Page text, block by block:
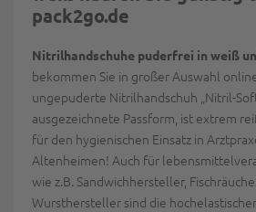
pack2go.de
Nitrilhandschuhe puderfrei in weiß
bekommen Sie in großer Auswahl
ungepuderte Nitrilhandschuh „Nitril-
ausgezeichnete Passform, ist extrem
für den hygienischen Einsatz in
Altenheimen! Auch für
wie z.B. Sandwichhersteller,
Wursthersteller sind die